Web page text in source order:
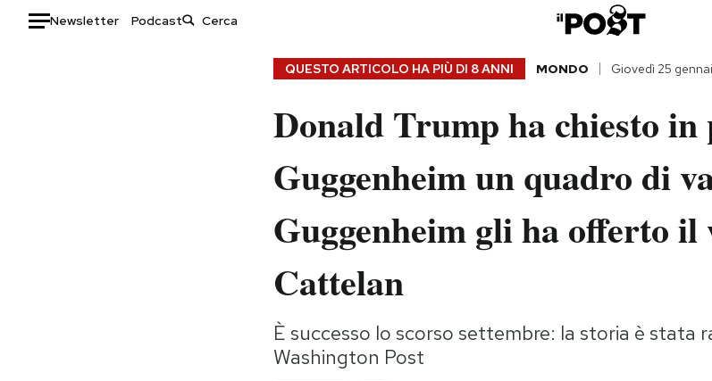
Newsletter Podcast
Storie/Idee
Altrecose
Mondiali calcio 2026
QUESTO ARTICOLO HA PIÙ DI 8 ANNI MONDO Giovedì 25
Donald Trump ha chiesto
Guggenheim un quadro di
Guggenheim gli ha offerto il
Cattelan
È successo lo scorso settembre: la storia è stata
Washington Post